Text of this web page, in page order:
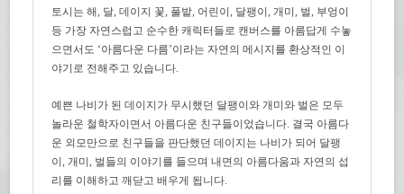
토시는 해, 달, 데이지 꽃, 풀밭, 어린이, 달팽이, 개미, 벌, 부엉이
등 가장 자연스럽고 순수한 캐릭터들로 캔버스를 아름답게 수놓
으면서도 ‘아름다운 다름’이라는 자연의 메시지를 환상적인 이
야기로 전해주고 있습니다.
예쁜 나비가 된 데이지가 무시했던 달팽이와 개미와 벌은 모두
놀라운 철학자이면서 아름다운 친구들이었습니다. 결국 아름다
운 외모만으로 친구들을 판단했던 데이지는 나비가 되어 달팽
이, 개미, 벌들의 이야기를 들으며 내면의 아름다움과 자연의 섭
리를 이해하고 깨닫고 배우게 됩니다.